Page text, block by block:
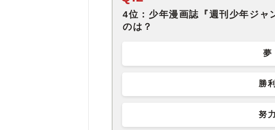
4位：少年漫画誌『週刊少年ジャ
のは？
夢
勝利
努力